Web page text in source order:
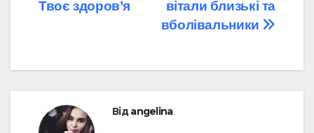
вітали близькі та
вболівальники
Твоє здоров’я
Відangelina